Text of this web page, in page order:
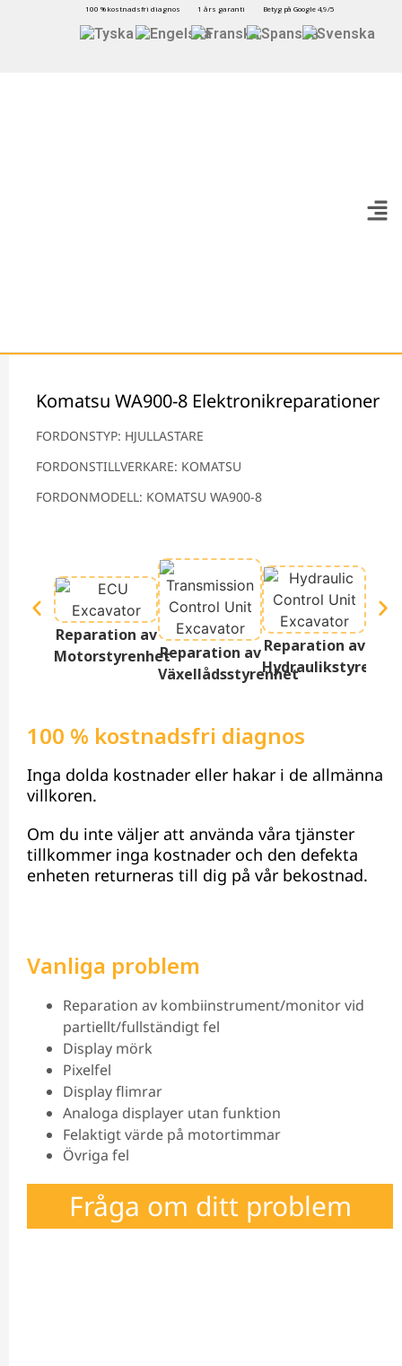
100 % kostnadsfri diagnos 1 års garanti Betyg på Google 4,9/5
Komatsu WA900-8 Elektronikreparationer
FORDONSTYP: HJULLASTARE
FORDONSTILLVERKARE: KOMATSU
FORDONMODELL: KOMATSU WA900-8
Reparation av
MotorstyrenhetReparation av
Växellådsstyrenhet
Reparation av
100 % kostnadsfri diagnos
Inga dolda kostnader eller hakar i de allmänna
villkoren.
Om du inte väljer att använda våra tjänster
tillkommer inga kostnader och den defekta
enheten returneras till dig på vår bekostnad.
Vanliga problem
Reparation av kombiinstrument/monitor vid
partiellt/fullständigt fel
Display mörk
Pixelfel
Display flimrar
Analoga displayer utan funktion
Felaktigt värde på motortimmar
Övriga fel
Fråga om ditt problem